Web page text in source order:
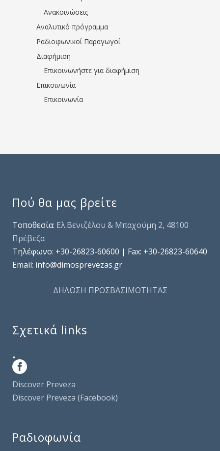
Ανακοινώσεις
Αναλυτικό πρόγραμμα
Ραδιοφωνικοί Παραγωγοί
Διαφήμιση
Επικοινωνήστε για διαφήμιση
Επικοινωνία
Επικοινωνία
Πού θα μας βρείτε
Τοποθεσία: Ελ.Βενιζέλου & Μπαχούμη 2, 48100
Πρέβεζα
Τηλέφωνo: +30-26823-60600 | Fax: +30-26823-60640
Email: info@dimosprevezas.gr
ΔΗΛΩΣΗ ΠΡΟΣΒΑΣΙΜΟΤΗΤΑΣ
Σχετικά links
.
Discover Preveza
Discover Preveza (Facebook)
Ραδιοφωνία